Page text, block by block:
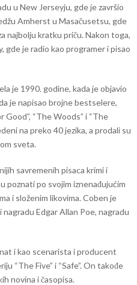
u New Jerseyju, gde je završio
Amherst u Masačusetsu, gde
najbolju kratku priču. Nakon toga,
gde je radio kao programer i pisao
je 1990. godine, kada je objavio
je napisao brojne bestselere,
Good”, “The Woods” i “The
na preko 40 jezika, a prodali su
sveta.
savremenih pisaca krimi i
poznati po svojim iznenađujućim
i složenim likovima. Coben je
Edgar Allan Poe, nagradu
i kao scenarista i producent
“The Five” i “Safe”. On takođe
novina i časopisa.